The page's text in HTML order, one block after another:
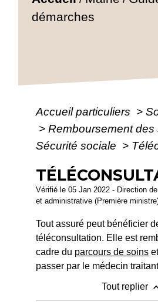
démarches
Accueil particuliers >
> Remboursement des
Sécurité sociale >
Vérifié le 05 Jan 2022 - Direction
et administrative (Première
Tout assuré peut bénéficier
téléconsultation. Elle est
cadre du parcours de soins
passer par le médecin
Tout replier